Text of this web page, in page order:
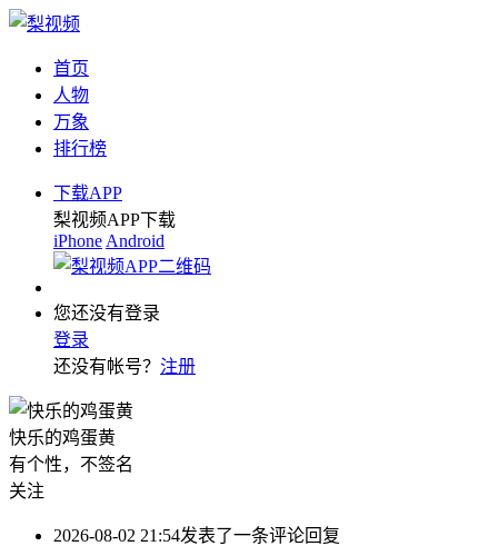
首页
人物
万象
排行榜
下载APP
梨视频APP下载
iPhone Android
您还没有登录
登录
还没有帐号？ 注册
快乐的鸡蛋黄
有个性，不签名
关注
2026-08-02 21:54发表了一条评论回复